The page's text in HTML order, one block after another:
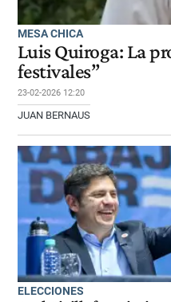
MESA CHICA
Luis Quiroga: La
festivales”
23-02-2026 12:20
JUAN BERNAUS
ELECCIONES